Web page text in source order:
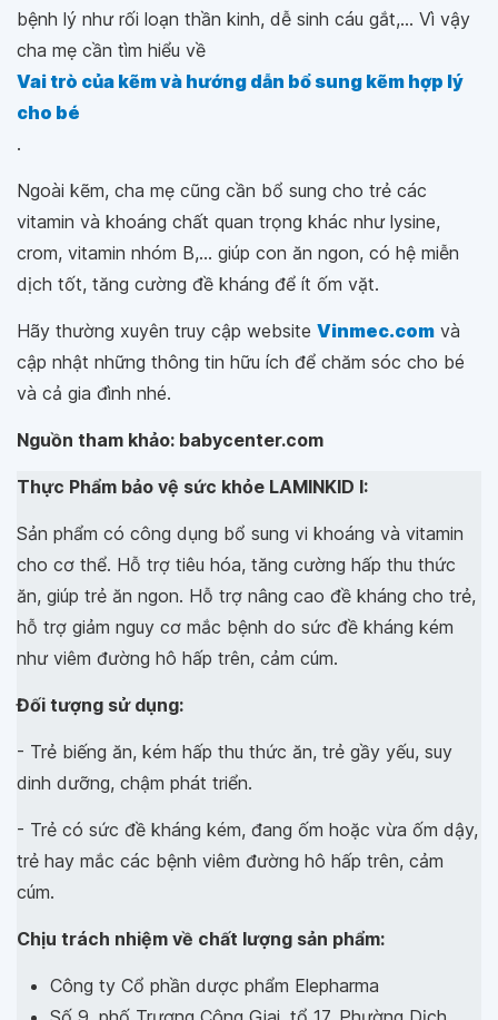
bệnh lý như rối loạn thần kinh, dễ sinh cáu gắt,... Vì vậy
cha mẹ cần tìm hiểu về
Vai trò của kẽm và hướng dẫn bổ sung kẽm hợp lý
cho bé
.
Ngoài kẽm, cha mẹ cũng cần bổ sung cho trẻ các
vitamin và khoáng chất quan trọng khác như lysine,
crom, vitamin nhóm B,... giúp con ăn ngon, có hệ miễn
dịch tốt, tăng cường đề kháng để ít ốm vặt.
Hãy thường xuyên truy cập website Vinmec.com và
cập nhật những thông tin hữu ích để chăm sóc cho bé
và cả gia đình nhé.
Nguồn tham khảo: babycenter.com
Thực Phẩm bảo vệ sức khỏe LAMINKID I:
Sản phẩm có công dụng bổ sung vi khoáng và vitamin
cho cơ thể. Hỗ trợ tiêu hóa, tăng cường hấp thu thức
ăn, giúp trẻ ăn ngon. Hỗ trợ nâng cao đề kháng cho trẻ,
hỗ trợ giảm nguy cơ mắc bệnh do sức đề kháng kém
như viêm đường hô hấp trên, cảm cúm.
Đối tượng sử dụng:
- Trẻ biếng ăn, kém hấp thu thức ăn, trẻ gầy yếu, suy
dinh dưỡng, chậm phát triển.
- Trẻ có sức đề kháng kém, đang ốm hoặc vừa ốm dậy,
trẻ hay mắc các bệnh viêm đường hô hấp trên, cảm
cúm.
Chịu trách nhiệm về chất lượng sản phẩm:
Công ty Cổ phần dược phẩm Elepharma